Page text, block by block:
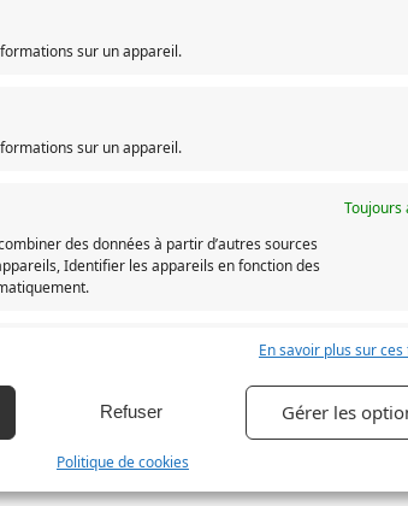
sur un appareil.
sur un appareil.
Toujours
des données à partir d’autres sources
Identifier les appareils en fonction des
et détecter la fraude et réparer les
les choix en matière de
Toujours
En savoir plus sur
Refuser Gérer les
Politique de cookies
Jiji Le Chat Visage
Avec une expédition sous 24h à 48h,
Ghibli ou que vous cherchiez un
de Kiki la Petite Sorcière avec ce
La Petite Sorcière ainsi que tous nos
: des accessoires, des figurines et bien